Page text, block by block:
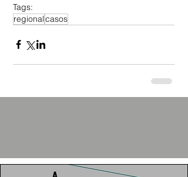
Tags:
regionalcasos